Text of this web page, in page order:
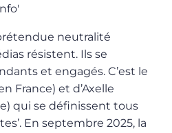
neutralité
résistent. Ils se
et engagés. C’est le
France) et d’Axelle
qui se définissent tous
En septembre 2025, la